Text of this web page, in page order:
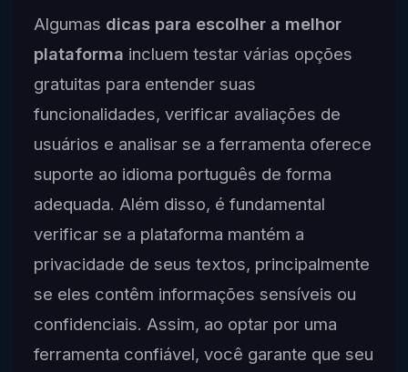
Algumas dicas para escolher a melhor
plataforma incluem testar várias opções
gratuitas para entender suas
funcionalidades, verificar avaliações de
usuários e analisar se a ferramenta oferece
suporte ao idioma português de forma
adequada. Além disso, é fundamental
verificar se a plataforma mantém a
privacidade de seus textos, principalmente
se eles contêm informações sensíveis ou
confidenciais. Assim, ao optar por uma
ferramenta confiável, você garante que seu